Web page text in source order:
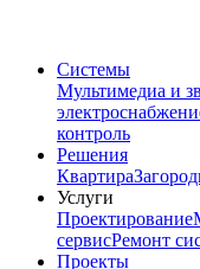
Системы
Мультимедиа и
контроль
Решения
Квартира
Услуги
Проектирование
сервисРемонт
Проекты